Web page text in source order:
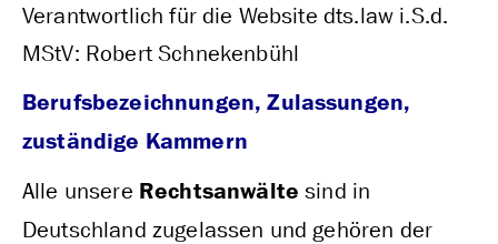
Verantwortlich für die Website dts.law i.S.d.
MStV: Robert Schnekenbühl
Berufsbezeichnungen, Zulassungen,
zuständige Kammern
Alle unsere Rechtsanwälte sind in
Deutschland zugelassen und gehören der